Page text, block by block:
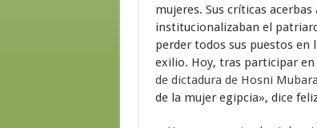
mujeres. Sus críticas
institucionalizaban el
perder todos sus puestos en
exilio. Hoy, tras participar en
de dictadura de Hosni
de la mujer egipcia», dice